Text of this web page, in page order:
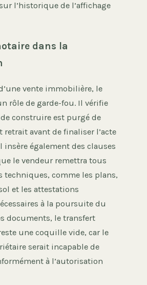
l’historique de l’affichage
dans la
vente immobilière, le
rôle de garde-fou. Il vérifie
construire est purgé de
retrait avant de finaliser l’acte
également des clauses
le vendeur remettra tous
techniques, comme les plans,
et les attestations
à la poursuite du
documents, le transfert
une coquille vide, car le
serait incapable de
à l’autorisation